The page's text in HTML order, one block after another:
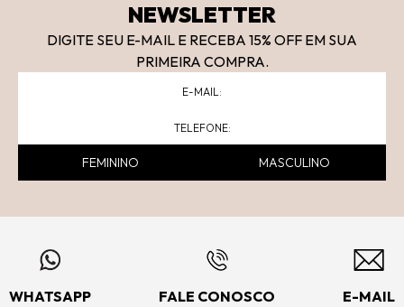
NEWSLETTER
DIGITE SEU E-MAIL E RECEBA 15% OFF EM SUA
PRIMEIRA COMPRA.
FEMININO MASCULINO
WHATSAPP FALE CONOSCO E-MAIL